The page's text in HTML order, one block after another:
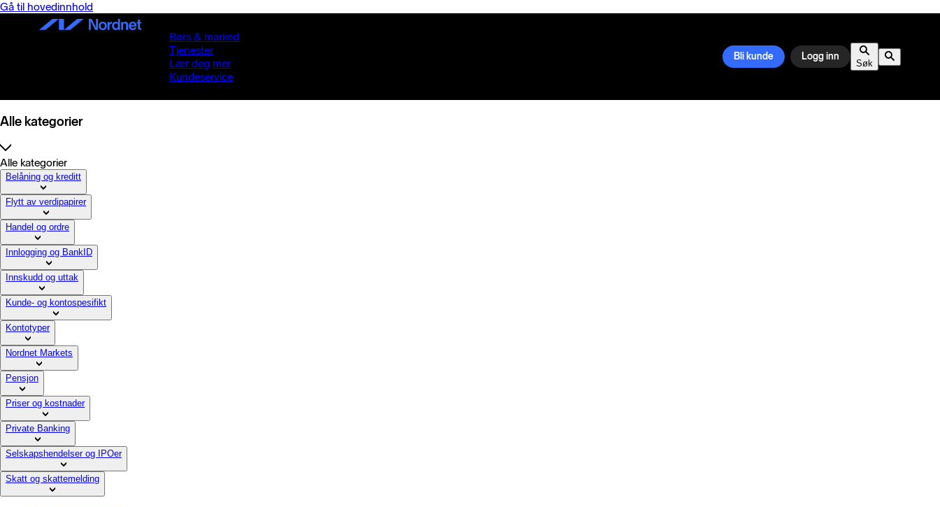
Gå til hovedinnhold
Børs & marked
Tjenester
Lær deg mer
Kundeservice
Bli kunde Logg inn
Søk
Alle kategorier
Alle kategorier
Belåning og kreditt
Flytt av verdipapirer
Handel og ordre
Innlogging og BankID
Innskudd og uttak
Kunde- og kontospesifikt
Kontotyper
Nordnet Markets
Pensjon
Priser og kostnader
Private Banking
Selskapshendelser og IPOer
Skatt og skattemelding